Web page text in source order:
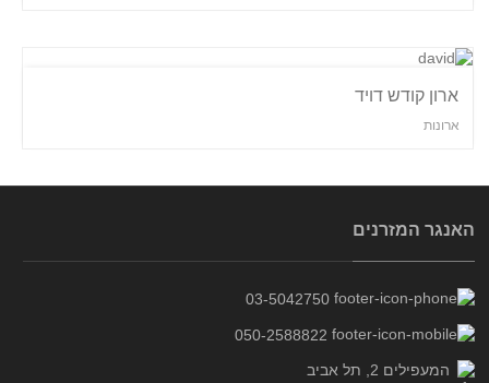
ארון קודש דויד
ארונות
האנגר המזרנים
המעפילים 2, תל אביב